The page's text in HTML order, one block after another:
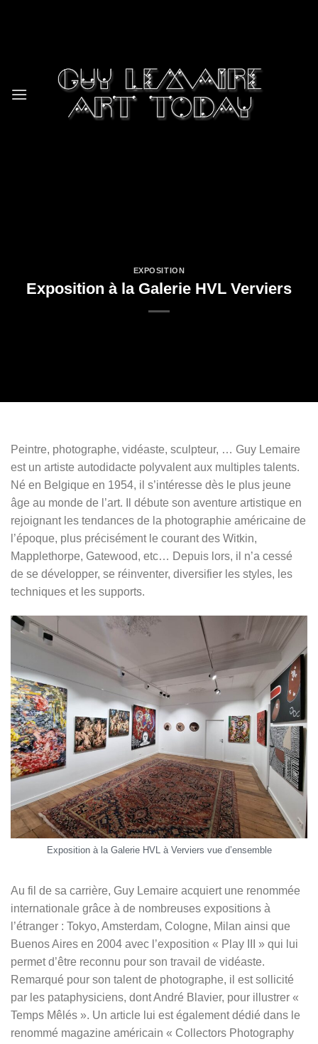
EXPOSITION
Exposition à la Galerie HVL Verviers
Peintre, photographe, vidéaste, sculpteur, … Guy Lemaire
est un artiste autodidacte polyvalent aux multiples talents.
Né en Belgique en 1954, il s’intéresse dès le plus jeune
âge au monde de l’art. Il débute son aventure artistique en
rejoignant les tendances de la photographie américaine de
l’époque, plus précisément le courant des Witkin,
Mapplethorpe, Gatewood, etc… Depuis lors, il n’a cessé
de se développer, se réinventer, diversifier les styles, les
techniques et les supports.
Exposition à la Galerie HVL à Verviers vue d’ensemble
Au fil de sa carrière, Guy Lemaire acquiert une renommée
internationale grâce à de nombreuses expositions à
l’étranger : Tokyo, Amsterdam, Cologne, Milan ainsi que
Buenos Aires en 2004 avec l’exposition « Play III » qui lui
permet d’être reconnu pour son travail de vidéaste.
Remarqué pour son talent de photographe, il est sollicité
par les pataphysiciens, dont André Blavier, pour illustrer «
Temps Mêlés ». Un article lui est également dédié dans le
renommé magazine américain « Collectors Photography